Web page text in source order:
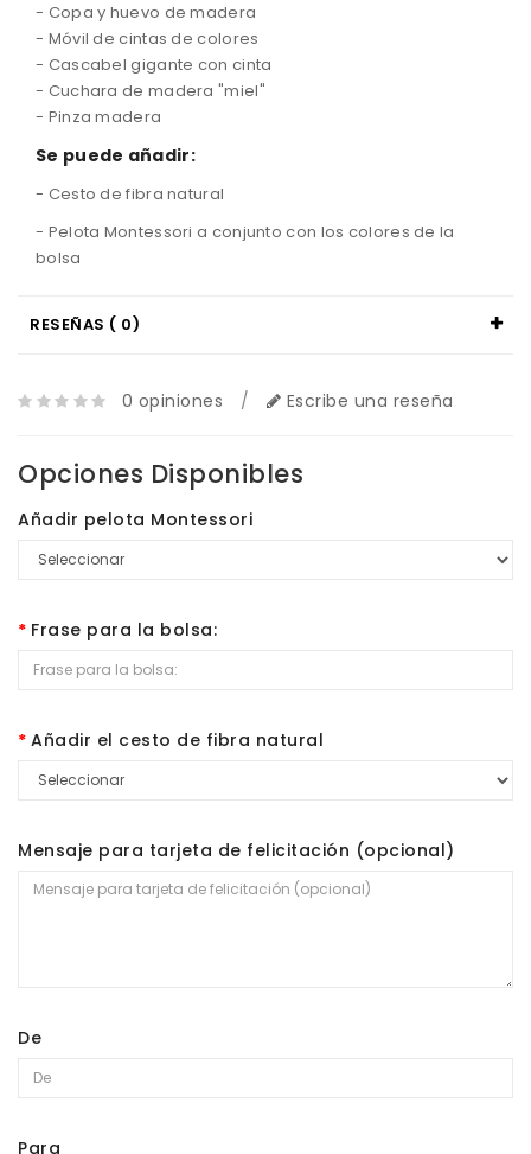
- Copa y huevo de madera
- Móvil de cintas de colores
- Cascabel gigante con cinta
- Cuchara de madera "miel"
- Pinza madera
Se puede añadir:
- Cesto de fibra natural
- Pelota Montessori a conjunto con los colores de la
bolsa
RESEÑAS ( 0)
0 opiniones / Escribe una reseña
Opciones Disponibles
Añadir pelota Montessori
Frase para la bolsa:
Añadir el cesto de fibra natural
Mensaje para tarjeta de felicitación (opcional)
De
Para